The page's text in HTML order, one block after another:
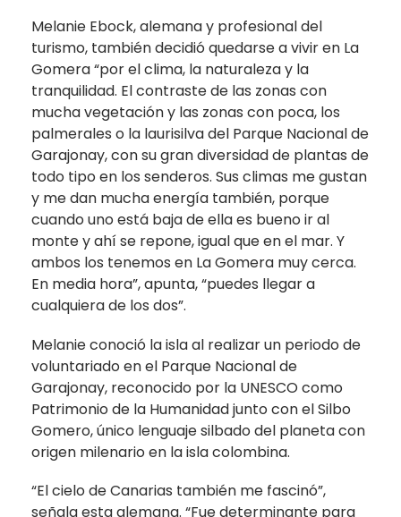
Melanie Ebock, alemana y profesional del
turismo, también decidió quedarse a vivir en La
Gomera “por el clima, la naturaleza y la
tranquilidad. El contraste de las zonas con
mucha vegetación y las zonas con poca, los
palmerales o la laurisilva del Parque Nacional de
Garajonay, con su gran diversidad de plantas de
todo tipo en los senderos. Sus climas me gustan
y me dan mucha energía también, porque
cuando uno está baja de ella es bueno ir al
monte y ahí se repone, igual que en el mar. Y
ambos los tenemos en La Gomera muy cerca.
En media hora”, apunta, “puedes llegar a
cualquiera de los dos”.
Melanie conoció la isla al realizar un periodo de
voluntariado en el Parque Nacional de
Garajonay, reconocido por la UNESCO como
Patrimonio de la Humanidad junto con el Silbo
Gomero, único lenguaje silbado del planeta con
origen milenario en la isla colombina.
“El cielo de Canarias también me fascinó”,
señala esta alemana. “Fue determinante para